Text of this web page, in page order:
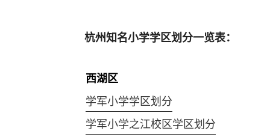
杭州知名小学学区划分一览表：
西湖区
学军小学学区划分
学军小学之江校区学区划分